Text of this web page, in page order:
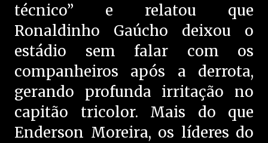
técnico” e relatou que
Ronaldinho Gaúcho deixou o
estádio sem falar com os
companheiros após a derrota,
gerando profunda irritação no
capitão tricolor. Mais do que
Enderson Moreira, os líderes do